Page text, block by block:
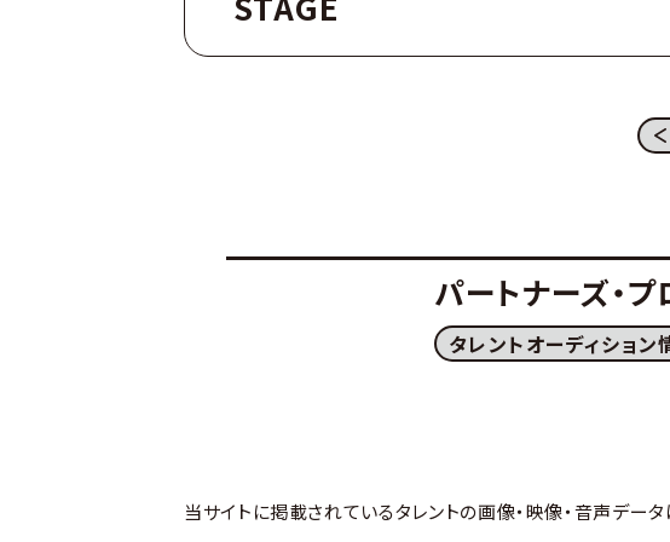
パートナーズ・プ
タレントオーディション
当サイトに掲載されているタレントの画像・映像・音声デー